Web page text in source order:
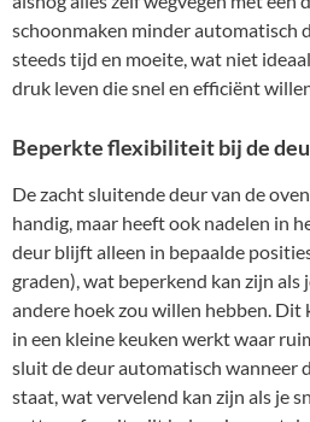
schoonmaken minder automatisch
steeds tijd en moeite, wat niet
druk leven die snel en efficiënt
Beperkte flexibiliteit bij de
De zacht sluitende deur van de
handig, maar heeft ook nadelen in
deur blijft alleen in bepaalde
graden), wat beperkend kan zijn als
andere hoek zou willen hebben. Dit
in een kleine keuken werkt waar
sluit de deur automatisch wanneer
staat, wat vervelend kan zijn als je